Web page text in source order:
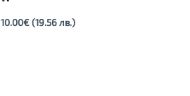
10.00€ (19.56 лв.)